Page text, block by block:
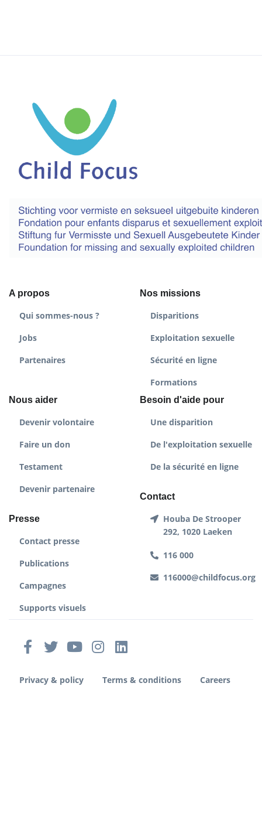
A propos
Qui sommes-nous ?
Jobs
Partenaires
Nos missions
Disparitions
Exploitation sexuelle
Sécurité en ligne
Formations
Nous aider
Devenir volontaire
Faire un don
Testament
Devenir partenaire
Presse
Contact presse
Publications
Campagnes
Supports visuels
Besoin d'aide pour
Une disparition
De l'exploitation sexuelle
De la sécurité en ligne
Contact
Houba De Strooper
292, 1020 Laeken
116 000
116000@childfocus.org
Privacy & policy Terms & conditions Careers